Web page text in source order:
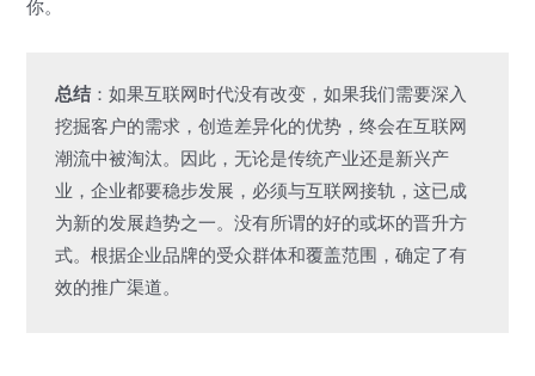
你。
总结：如果互联网时代没有改变，如果我们需要深入
挖掘客户的需求，创造差异化的优势，终会在互联网
潮流中被淘汰。因此，无论是传统产业还是新兴产
业，企业都要稳步发展，必须与互联网接轨，这已成
为新的发展趋势之一。没有所谓的好的或坏的晋升方
式。根据企业品牌的受众群体和覆盖范围，确定了有
效的推广渠道。